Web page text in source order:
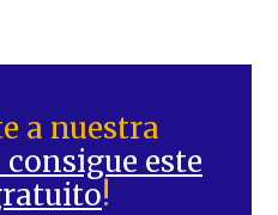
a nuestra
consigue este
!